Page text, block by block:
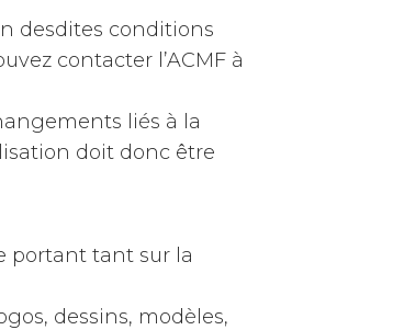
desdites conditions
contacter l’ACMF à
liés à la
doit donc être
portant tant sur la
dessins, modèles,